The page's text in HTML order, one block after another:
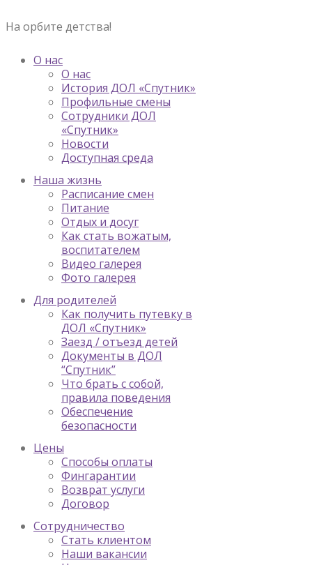
На орбите детства!
О нас
О нас
История ДОЛ «Спутник»
Профильные смены
Сотрудники ДОЛ
«Спутник»
Новости
Доступная среда
Наша жизнь
Расписание смен
Питание
Отдых и досуг
Как стать вожатым,
воспитателем
Видео галерея
Фото галерея
Для родителей
Как получить путевку в
ДОЛ «Спутник»
Заезд / отъезд детей
Документы в ДОЛ
“Спутник”
Что брать с собой,
правила поведения
Обеспечение
безопасности
Цены
Способы оплаты
Фингарантии
Возврат услуги
Договор
Сотрудничество
Стать клиентом
Наши вакансии